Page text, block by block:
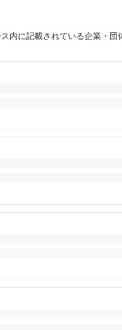
内に記載されている企業・団